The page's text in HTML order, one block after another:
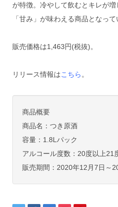
が特徴。冷やして飲むとキレが
「甘み」が味わえる商品となって
販売価格は1,463円(税抜)。
リリース情報はこちら 。
商品概要
商品名：つき原酒
容量：1.8Lパック
アルコール度数：20度以上21
販売期間：2020年12月7日～